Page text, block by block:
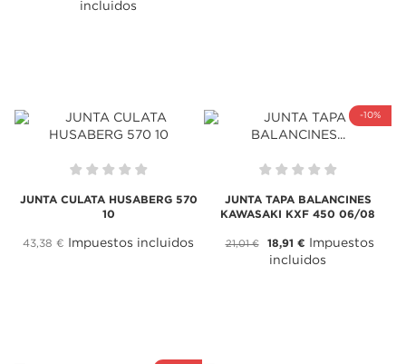
incluidos
JUNTA CULATA HUSABERG 570
10
43,38 € Impuestos incluidos
-10%
JUNTA TAPA BALANCINES
KAWASAKI KXF 450 06/08
21,01 € 18,91 € Impuestos
incluidos